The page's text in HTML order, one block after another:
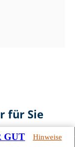
für Sie
GUT Hinweise